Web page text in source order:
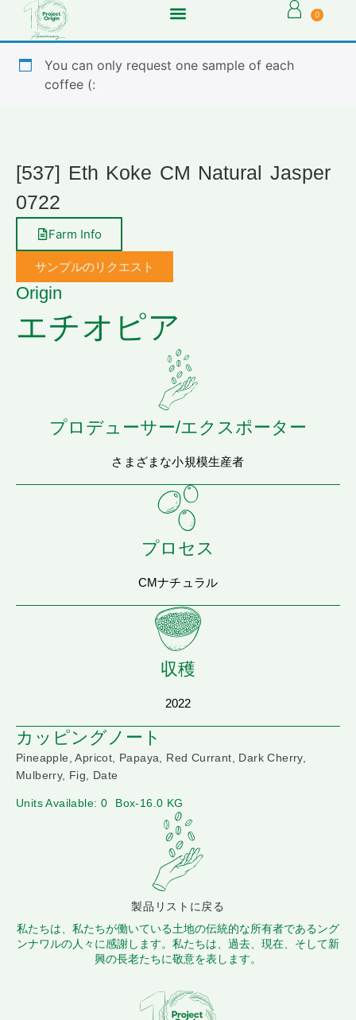
0
You can only request one sample of each
coffee (:
[537] Eth Koke CM Natural Jasper
0722
Farm Info
サンプルのリクエスト
Origin
エチオピア
プロデューサー/エクスポーター
さまざまな小規模生産者
プロセス
CMナチュラル
収穫
2022
カッピングノート
Pineapple, Apricot, Papaya, Red Currant, Dark Cherry,
Mulberry, Fig, Date
Units Available: 0 Box-16.0 KG
製品リストに戻る
私たちは、私たちが働いている土地の伝統的な所有者であるング
ンナワルの人々に感謝します。私たちは、過去、現在、そして新
興の長老たちに敬意を表します。